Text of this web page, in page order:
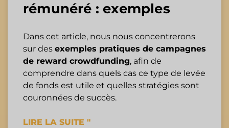
rémunéré : exemples
Dans cet article, nous nous concentrerons
sur des exemples pratiques de campagnes
de reward crowdfunding, afin de
comprendre dans quels cas ce type de levée
de fonds est utile et quelles stratégies sont
couronnées de succès.
LIRE LA SUITE "